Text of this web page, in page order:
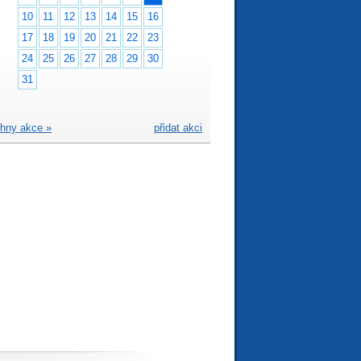
10
11 12 13 14 15
16
17
18 19 20 21 22
23
24
25 26 27 28 29
30
31
přidat akci
akce »